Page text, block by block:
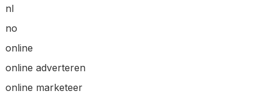
nl
no
online
online adverteren
online marketeer